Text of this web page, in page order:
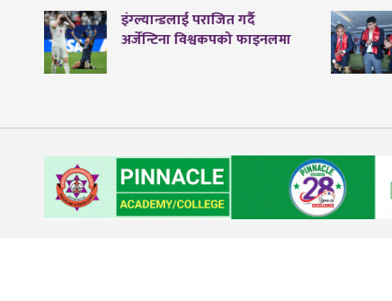
इंग्ल्यान्डलाई पराजित गर्दै
अर्जेन्टिना विश्वकपको फाइनलमा